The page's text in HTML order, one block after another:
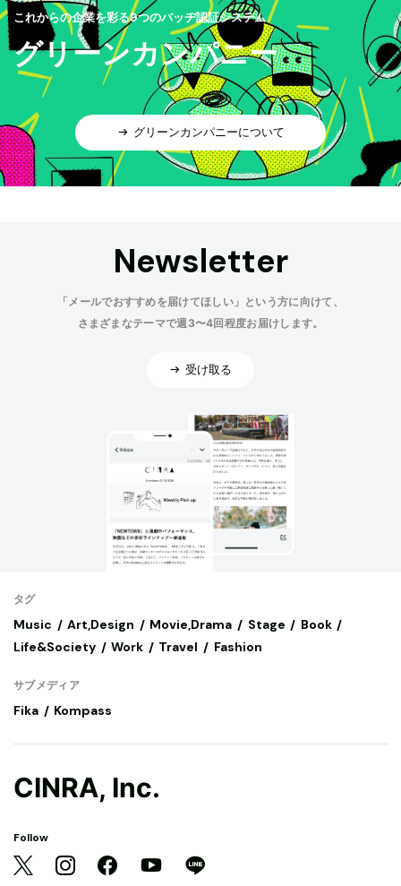
これからの企業を彩る9つのバッヂ認証システム
グリーンカンパニー
グリーンカンパニーについて
Newsletter
「メールでおすすめを届けてほしい」という方に向けて、
さまざまなテーマで週3〜4回程度お届けします。
受け取る
タグ
Music Art,Design Movie,Drama Stage
Book
Life&Society
Work Travel Fashion
サブメディア
Fika Kompass
CINRA, Inc.
Follow